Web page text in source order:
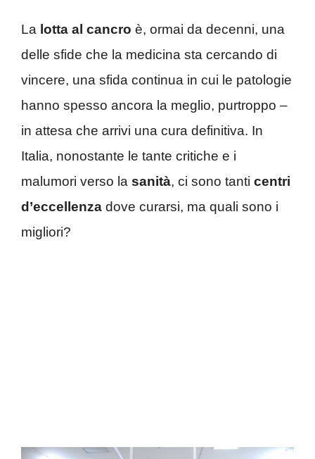
La lotta al cancro è, ormai da decenni, una
delle sfide che la medicina sta cercando di
vincere, una sfida continua in cui le patologie
hanno spesso ancora la meglio, purtroppo –
in attesa che arrivi una cura definitiva. In
Italia, nonostante le tante critiche e i
malumori verso la sanità, ci sono tanti centri
d’eccellenza dove curarsi, ma quali sono i
migliori?